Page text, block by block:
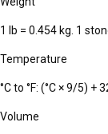
1 lb = 0.454 kg. 1
Temperature
°C to °F: (°C × 9/5) +
Volume